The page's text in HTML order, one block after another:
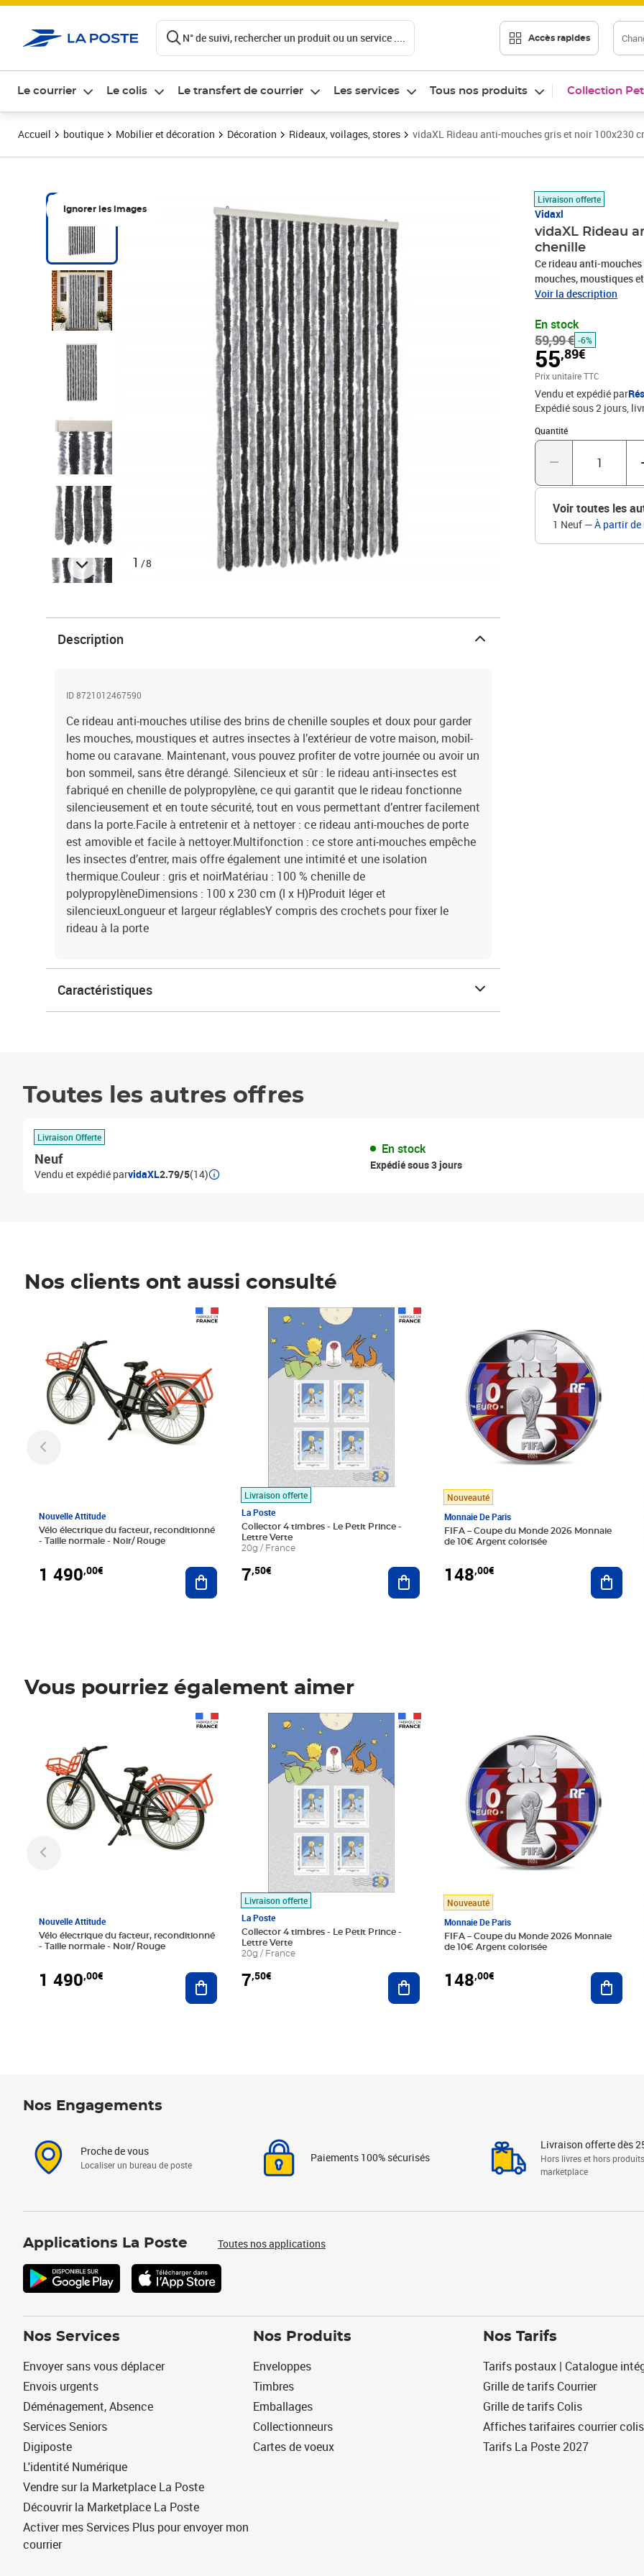
N° de suivi, rechercher un produit ou un service .... Accès rapides
Le courrier Le colis Le transfert de courrier Les services Tous nos produits Collection
Accueil boutique Mobilier et décoration Décoration Rideaux, voilages, stores vidaXL Rideau anti-mouches gris et noir 100x230
Ignorer les images
1 /8
Livraison offerte
Vidaxl
vidaXL Rideau
chenille
Ce rideau anti-
mouches, moustiques
caravane. Maintenant,
de polypropylène, ce
sécurité, tout en vous
et à nettoyer : ce rideau
nettoyer.Multifonction :
offre également une
: 100 % chenille de
silencieuxLongueur et
la porte
Voir la description
En stock
59,99 €
Prix barré 59,99 €
-6%
55,89€
Prix 55,89€
Prix unitaire TTC
Vendu et expédié par
Expédié sous 2 jours
Quantité
Quantité : 1
Voir toutes les
1 Neuf —À partir de
Description
ID 8721012467590
Ce rideau anti-mouches utilise des brins de chenille souples et doux pour garder
les mouches, moustiques et autres insectes à l’extérieur de votre maison, mobil-
home ou caravane. Maintenant, vous pouvez profiter de votre journée ou avoir un
bon sommeil, sans être dérangé. Silencieux et sûr : le rideau anti-insectes est
fabriqué en chenille de polypropylène, ce qui garantit que le rideau fonctionne
silencieusement et en toute sécurité, tout en vous permettant d’entrer facilement
dans la porte.Facile à entretenir et à nettoyer : ce rideau anti-mouches de porte
est amovible et facile à nettoyer.Multifonction : ce store anti-mouches empêche
les insectes d’entrer, mais offre également une intimité et une isolation
thermique.Couleur : gris et noirMatériau : 100 % chenille de
polypropylèneDimensions : 100 x 230 cm (l x H)Produit léger et
silencieuxLongueur et largeur réglablesY compris des crochets pour fixer le
rideau à la porte
Caractéristiques
Toutes les autres offres
Livraison Offerte
Neuf
Vendu et expédié parvidaXL2.79/5(14)
En stock
Expédié sous 3 jours
Nos clients ont aussi consulté
Nouvelle Attitude
Vélo électrique du facteur, reconditionné
- Taille normale - Noir/ Rouge
1 490,00€ Ajouter au panier
Livraison offerte
La Poste
Collector 4 timbres - Le Petit Prince -
Lettre Verte
20g / France
7,50€
Prix 7,50€
Ajouter au panier
Nouveauté
Monnaie De Paris
FIFA – Coupe du Monde 2026 Monnaie
de 10€ Argent colorisée
148,00€
Vous pourriez également aimer
Nouvelle Attitude
Vélo électrique du facteur, reconditionné
- Taille normale - Noir/ Rouge
1 490,00€ Ajouter au panier
Livraison offerte
La Poste
Collector 4 timbres - Le Petit Prince -
Lettre Verte
20g / France
7,50€
Prix 7,50€
Ajouter au panier
Nouveauté
Monnaie De Paris
FIFA – Coupe du Monde 2026 Monnaie
de 10€ Argent colorisée
148,00€
Nos Engagements
Proche de vous
Localiser un bureau de poste
Paiements 100% sécurisés
Livraison offerte dès
Hors livres et hors produits
marketplace
Applications La Poste Toutes nos applications
Nos Services
Envoyer sans vous déplacer
Envois urgents
Déménagement, Absence
Services Seniors
Digiposte
L'identité Numérique
Vendre sur la Marketplace La Poste
Découvrir la Marketplace La Poste
Activer mes Services Plus pour envoyer mon
courrier
Nos Produits
Enveloppes
Timbres
Emballages
Collectionneurs
Cartes de voeux
Nos Tarifs
Tarifs postaux | Catalogue
Grille de tarifs Courrier
Grille de tarifs Colis
Affiches tarifaires courrier colis
Tarifs La Poste 2027